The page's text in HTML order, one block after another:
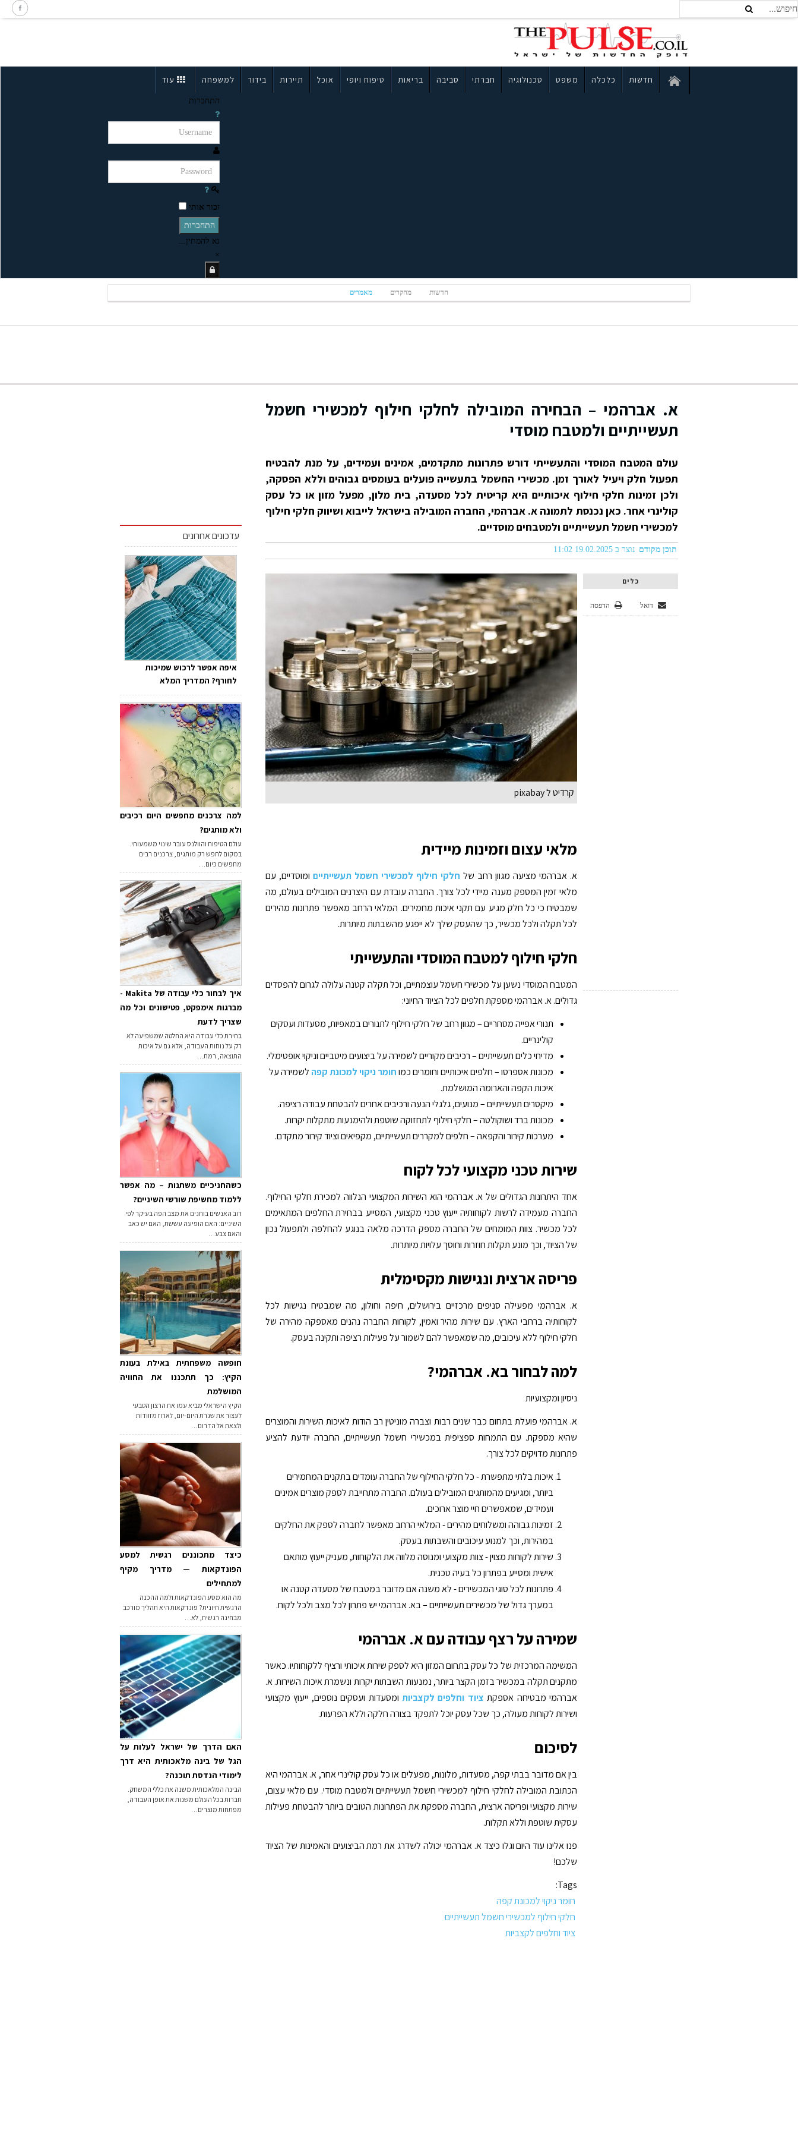
חדשות כלכלה משפט טכנולוגיה חברתי סביבה בריאות טיפוח ויופי אוכל תיירות בידור למשפחה עוד
התחברות
זכור אותי
התחברות
נא להמתין...
×
חדשות מחקרים מאמרים
א. אברהמי – הבחירה המובילה לחלקי חילוף למכשירי חשמל
תעשייתיים ולמטבח מוסדי
עולם המטבח המוסדי והתעשייתי דורש פתרונות מתקדמים, אמינים ועמידים, על מנת להבטיח
תפעול חלק ויעיל לאורך זמן. מכשירי החשמל בתעשייה פועלים בעומסים גבוהים וללא הפסקה,
ולכן זמינות חלקי חילוף איכותיים היא קריטית לכל מסעדה, בית מלון, מפעל מזון או כל עסק
קולינרי אחר. כאן נכנסת לתמונה א. אברהמי, החברה המובילה בישראל לייבוא ושיווק חלקי חילוף
למכשירי חשמל תעשייתיים ולמטבחים מוסדיים.
תוכן מקודם נוצר ב 19.02.2025 11:02
כלים
הדפסה דואל
קרדיט ל pixabay
מלאי עצום וזמינות מיידית
א. אברהמי מציעה מגוון רחב של חלקי חילוף למכשירי חשמל תעשייתיים ומוסדיים, עם
מלאי זמין המספק מענה מיידי לכל צורך. החברה עובדת עם היצרנים המובילים בעולם, מה
שמבטיח כי כל חלק מגיע עם תקני איכות מחמירים. המלאי הרחב מאפשר פתרונות מהירים
לכל תקלה ולכל מכשיר, כך שהעסק שלך לא ייפגע מהשבתות מיותרות.
חלקי חילוף למטבח המוסדי והתעשייתי
המטבח המוסדי נשען על מכשירי חשמל עוצמתיים, וכל תקלה קטנה עלולה לגרום להפסדים
גדולים. א. אברהמי מספקת חלפים לכל הציוד החיוני:
תנורי אפייה מסחריים – מגוון רחב של חלקי חילוף לתנורים במאפיות, מסעדות ועסקים
קולינריים.
מדיחי כלים תעשייתיים – רכיבים מקוריים לשמירה על ביצועים מיטביים וניקוי אופטימלי.
מכונות אספרסו – חלפים איכותיים וחומרים כמוחומר ניקוי למכונת קפה לשמירה על
איכות הקפה והארומה המושלמת.
מיקסרים תעשייתיים – מנועים, גלגלי הנעה ורכיבים אחרים להבטחת עבודה רציפה.
מכונות ברד ושוקולטה – חלקי חילוף לתחזוקה שוטפת ולהימנעות מתקלות יקרות.
מערכות קירור והקפאה – חלפים למקררים תעשייתיים, מקפיאים וציוד קירור מתקדם.
שירות טכני מקצועי לכל לקוח
אחד היתרונות הגדולים של א. אברהמי הוא השירות המקצועי הנלווה למכירת חלקי החילוף.
החברה מעמידה לרשות לקוחותיה ייעוץ טכני מקצועי, המסייע בבחירת החלפים המתאימים
לכל מכשיר. צוות המומחים של החברה מספק הדרכה מלאה בנוגע להחלפה ולתפעול נכון
של הציוד, וכך מונע תקלות חוזרות וחוסך עלויות מיותרות.
פריסה ארצית ונגישות מקסימלית
א. אברהמי מפעילה סניפים מרכזיים בירושלים, חיפה וחולון, מה שמבטיח נגישות לכל
לקוחותיה ברחבי הארץ. עם שירות מהיר ואמין, לקוחות החברה נהנים מאספקה מהירה של
חלקי חילוף ללא עיכובים, מה שמאפשר להם לשמור על פעילות רציפה ותקינה בעסק.
למה לבחור בא. אברהמי?
ניסיון ומקצועיות
א. אברהמי פועלת בתחום כבר שנים רבות וצברה מוניטין רב הודות לאיכות השירות והמוצרים
שהיא מספקת. עם התמחות ספציפית במכשירי חשמל תעשייתיים, החברה יודעת להציע
פתרונות מדויקים לכל צורך.
איכות בלתי מתפשרת - כל חלקי החילוף של החברה עומדים בתקנים המחמירים
ביותר, ומגיעים מהמותגים המובילים בעולם. החברה מתחייבת לספק מוצרים אמינים
ועמידים, שמאפשרים חיי מוצר ארוכים.
זמינות גבוהה ומשלוחים מהירים - המלאי הרחב מאפשר לחברה לספק את החלקים
במהירות, וכך למנוע עיכובים והשבתות בעסק.
שירות לקוחות מצוין - צוות מקצועי ומנוסה מלווה את הלקוחות, מעניק ייעוץ מותאם
אישית ומסייע בפתרון כל בעיה טכנית.
פתרונות לכל סוגי המכשירים - לא משנה אם מדובר במטבח של מסעדה קטנה או
במערך גדול של מכשירים תעשייתיים – בא. אברהמי יש פתרון לכל מצב ולכל לקוח.
שמירה על רצף עבודה עם א. אברהמי
המשימה המרכזית של כל עסק בתחום המזון היא לספק שירות איכותי ורציף ללקוחותיו. כאשר
מתקנים תקלה במכשיר בזמן הקצר ביותר, נמנעות השבתות יקרות ונשמרת איכות השירות. א.
אברהמי מבטיחה אספקת ציוד וחלפים לקצביות ומסעדות ועסקים נוספים, ייעוץ מקצועי
ושירות לקוחות מעולה, כך שכל עסק יוכל לתפקד בצורה חלקה וללא הפרעות.
לסיכום
בין אם מדובר בבתי קפה, מסעדות, מלונות, מפעלים או כל עסק קולינרי אחר, א. אברהמי היא
הכתובת המובילה לחלקי חילוף למכשירי חשמל תעשייתיים ולמטבח מוסדי. עם מלאי עצום,
שירות מקצועי ופריסה ארצית, החברה מספקת את הפתרונות הטובים ביותר להבטחת פעילות
עסקית שוטפת וללא תקלות.
פנו אלינו עוד היום וגלו כיצד א. אברהמי יכולה לשדרג את רמת הביצועים והאמינות של הציוד
שלכם!
Tags:
חומר ניקוי למכונת קפה
חלקי חילוף למכשירי חשמל תעשייתיים
ציוד וחלפים לקצביות
עדכונים אחרונים
איפה אפשר לרכוש שמיכות
לחורף? המדריך המלא
למה צרכנים מחפשים היום רכיבים
ולא מותגים?
עולם הטיפוח והוולנס עובר שינוי משמעותי.
במקום לחפש רק מותגים, צרכנים רבים
מחפשים כיום…
איך לבחור כלי עבודה של Makita -
מברגות אימפקט, פטישונים וכל מה
שצריך לדעת
בחירת כלי עבודה היא החלטה שמשפיעה לא
רק על נוחות העבודה, אלא גם על איכות
התוצאה, רמת…
כשהחניכיים משתנות – מה אפשר
ללמוד מחשיפת שורשי השיניים?
רוב האנשים בוחנים את מצב הפה בעיקר לפי
השיניים: האם הופיעה עששת, האם יש כאב
והאם צבע…
חופשה משפחתית באילת בעונת
הקיץ: כך תתכננו את החוויה
המושלמת
הקיץ הישראלי מביא עמו את הרצון הטבעי
לעצור את שגרת היום-יום, לארוז מזוודות
ולצאת אל הדרום…
כיצד מתכוננים רגשית למסע
הפונדקאות — מדריך מקיף
למתחילים
מה הוא מסע הפונדקאות ולמה ההכנה
הרגשית חיונית? פונדקאות היא תהליך מורכב
מבחינה רגשית, לא…
האם הדרך של ישראל לעלות על
הגל של בינה מלאכותית היא דרך
לימודי הנדסת תוכנה?
הבינה המלאכותית משנה את כללי המשחק.
חברות בכל העולם משנות את אופן העבודה,
מפתחות מוצרים…